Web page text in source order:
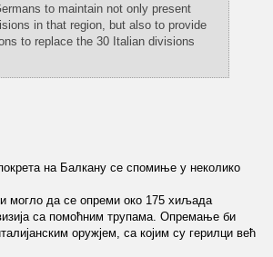
to maintain not only present
in that region, but also to provide
to replace the 30 Italian divisions
на Балкану се спомиње у неколико
могло да се опреми око 175 хиљада
са помоћним трупама. Опремање би
оружјем, са којим су герилци већ